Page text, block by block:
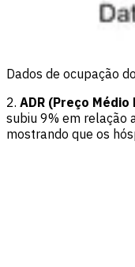
Dados de ocupação
2. ADR (Preço Médio
subiu 9% em relação
mostrando que os